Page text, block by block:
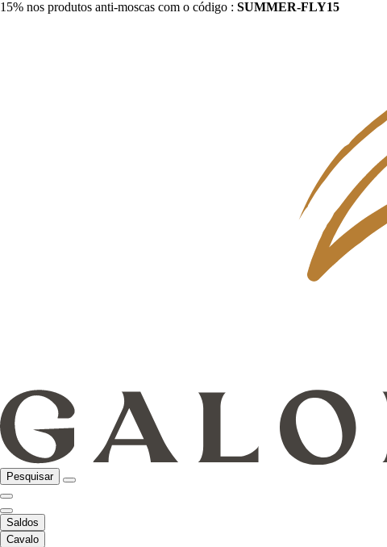
15% nos produtos anti-moscas com o código : SUMMER-FLY15
Pesquisar
Saldos
Cavalo